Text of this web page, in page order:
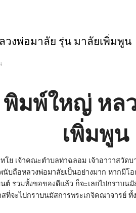
วงพ่อมาลัย รุ่น มาลัยเพิ่มพูน
บน
พระ
พิมพ์
ใหญ่
หลวง
พ่อ พิมพ์ใหญ่ หล
เพิ่มพูน
ย เจ้าคณะตำบลท่าฉลอม เจ้าอาวาสวัด
นับถือหลวงพ่อมาลัยเป็นอย่างมาก หากมี
รวมทั้งขอของดีแล้ว ก็จะเลยไปกราบน
จะไปกราบนมัสการพระเกจิคณาจารย์ ทั้